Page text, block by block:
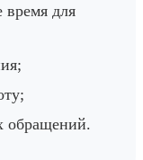
время для
обращений.